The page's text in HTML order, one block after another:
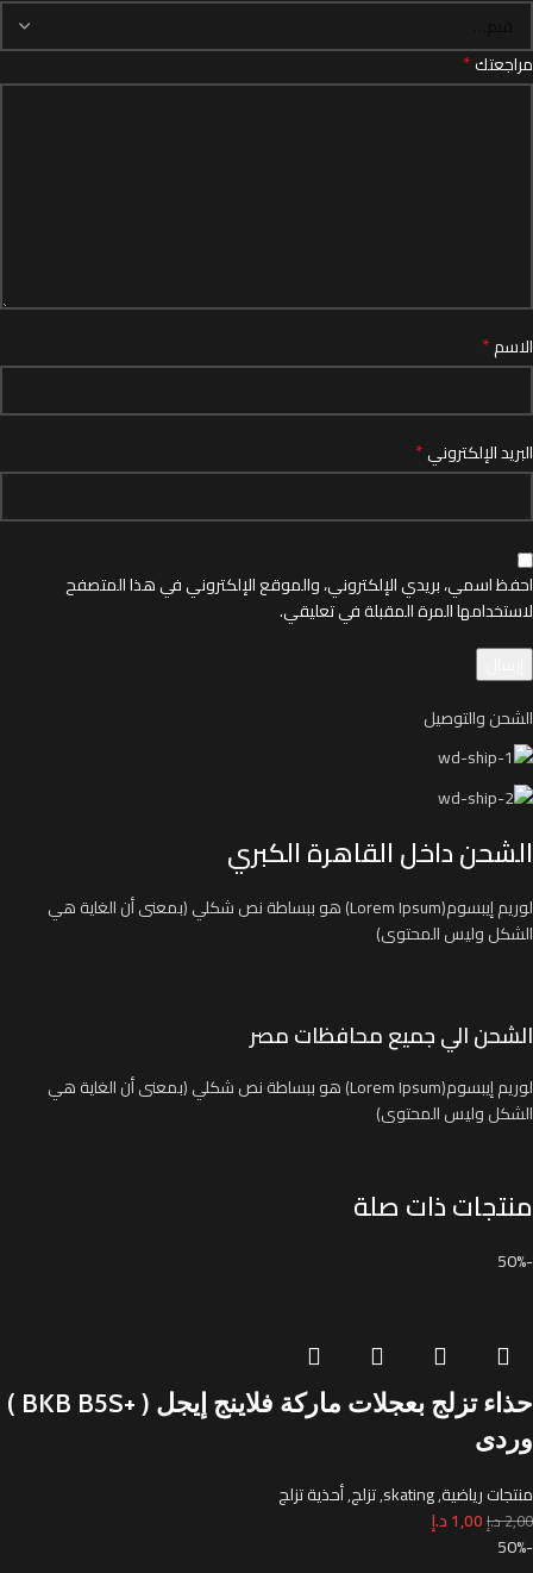
مراجعتك*
الاسم*
البريد الإلكتروني*
احفظ اسمي، بريدي الإلكتروني، والموقع الإلكتروني في هذا المتصفح
لاستخدامها المرة المقبلة في تعليقي.
الشحن والتوصيل
الشحن داخل القاهرة الكبري
لوريم إيبسوم(Lorem Ipsum) هو ببساطة نص شكلي (بمعنى أن الغاية هي
الشكل وليس المحتوى)
الشحن الي جميع محافظات مصر
لوريم إيبسوم(Lorem Ipsum) هو ببساطة نص شكلي (بمعنى أن الغاية هي
الشكل وليس المحتوى)
منتجات ذات صلة
-50%
حذاء تزلج بعجلات ماركة فلاينج إيجل ( +BKB B5S )
وردى
منتجات رياضية,
skating
,تزلج,أحذية تزلج
2,00د.إ1,00د.إ
-50%